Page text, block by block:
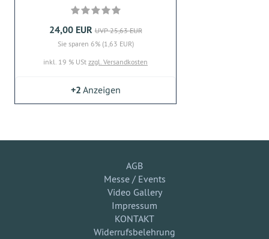
24,00 EUR UVP 25,63 EUR
Sie sparen 6% (1,63 EUR)
inkl. 19 % USt zzgl. Versandkosten
+2 Anzeigen
AGB
Messe / Events
Video Gallery
Impressum
KONTAKT
Widerrufsbelehrung